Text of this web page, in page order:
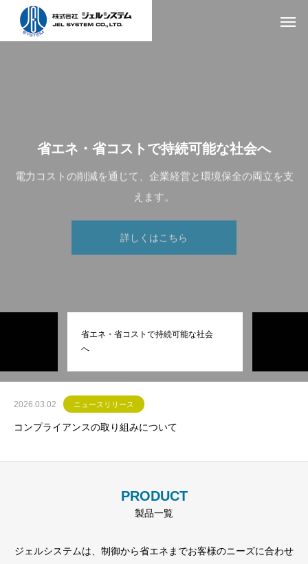
製 造業のパートナー
省エネ ・ 省コ ス ト で持続可能な社会へ
電力コストの削減を通じて、企業経営と環境保全の両立を支
えます。
省エネ・省コストで持続可能な社会
へ
2026.03.02 ニュースリリース
コンプライアンスの取り組みについて
PRODUCT
製品一覧
ジェルシステムは、制御から省エネまでお客様のニーズに合わせ